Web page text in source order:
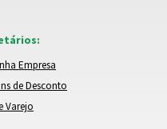
Empresa
de Desconto
Varejo